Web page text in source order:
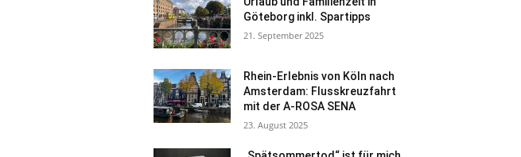
Göteborg inkl. Spartipps
21. September 2025
Rhein-Erlebnis von Köln nach
Amsterdam: Flusskreuzfahrt
mit der A-ROSA SENA
23. August 2025